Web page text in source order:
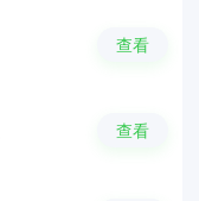
查看
查看